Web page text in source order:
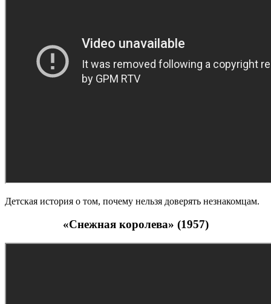
Детская история о том, почему нельзя доверять незнакомцам.
«Снежная королева» (1957)